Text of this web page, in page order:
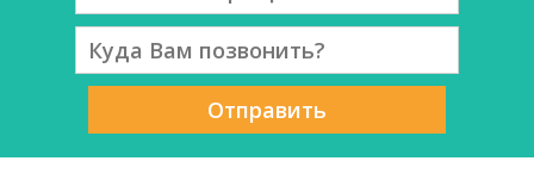
Отправить